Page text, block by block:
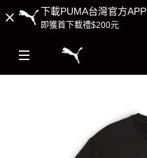
下載PUMA台灣官方APP
即獲首下載禮$200元